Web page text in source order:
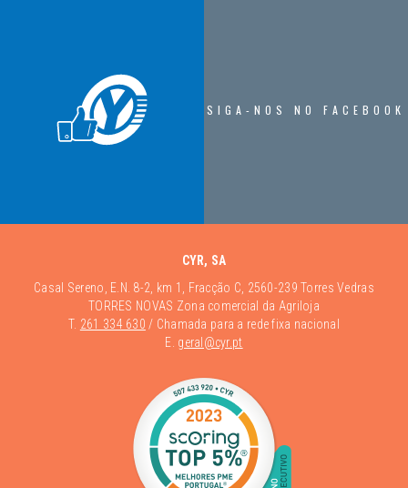
SIGA-NOS NO FACEBOOK
CYR, SA
Casal Sereno, E.N. 8-2, km 1, Fracção C, 2560-239 Torres Vedras
TORRES NOVAS Zona comercial da Agriloja
T. 261 334 630 / Chamada para a rede fixa nacional
E. geral@cyr.pt